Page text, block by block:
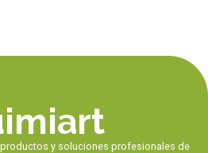
y soluciones profesionales de